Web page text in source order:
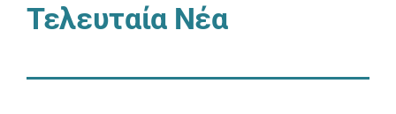
Τελευταία Νέα